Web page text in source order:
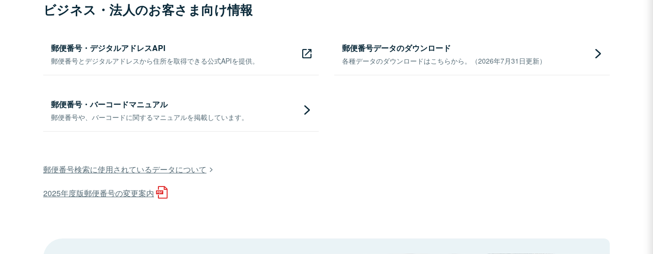
ビジネス・法人のお客さま向け情報
郵便番号・デジタルアドレスAPI
郵便番号とデジタルアドレスから住所を取得できる公式APIを提供。
郵便番号データのダウンロード
各種データのダウンロードはこちらから。（2026年7月31日更新）
郵便番号・バーコードマニュアル
郵便番号や、バーコードに関するマニュアルを掲載しています。
郵便番号検索に使用されているデータについて
2025年度版郵便番号の変更案内